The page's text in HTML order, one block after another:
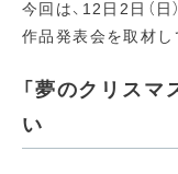
今回は、12日2日（
作品発表会を取材し
「夢のクリスマ
い